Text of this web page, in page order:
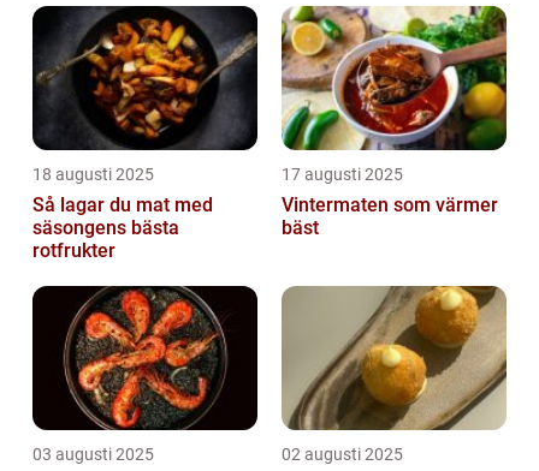
18 augusti 2025
Så lagar du mat med
säsongens bästa
rotfrukter
17 augusti 2025
Vintermaten som värmer
bäst
03 augusti 2025 02 augusti 2025